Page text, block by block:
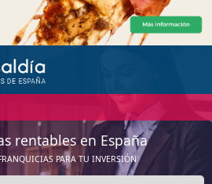
rentables en España
PARA TU INVERSIÓN